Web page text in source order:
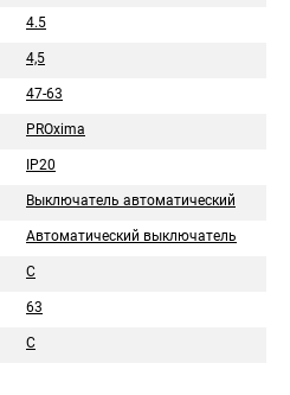
4.5
4,5
47-63
PROxima
IP20
Выключатель автоматический
Автоматический выключатель
C
63
C